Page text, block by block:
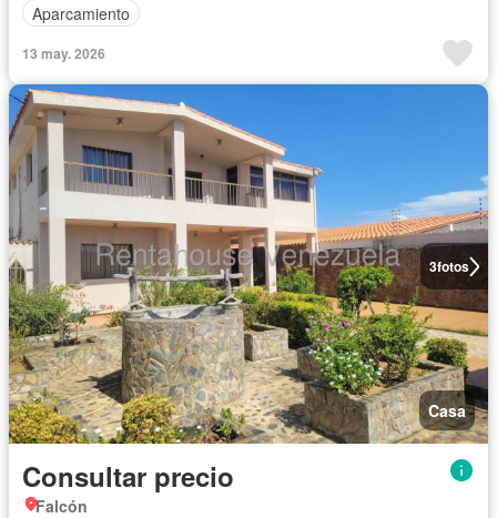
Aparcamiento
13 may. 2026
3fotos
Casa
Consultar precio
Falcón